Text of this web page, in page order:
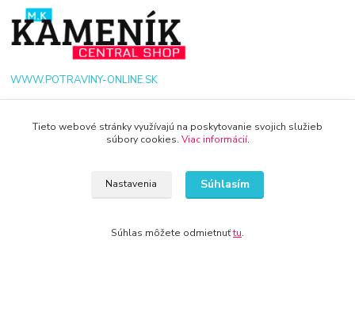
WWW.POTRAVINY-ONLINE.SK
+421 940 949 000
Tieto webové stránky využívajú na poskytovanie svojich služieb
súbory cookies. Viac informácií.
Nastavenia Súhlasím
Súhlas môžete odmietnuťtu.